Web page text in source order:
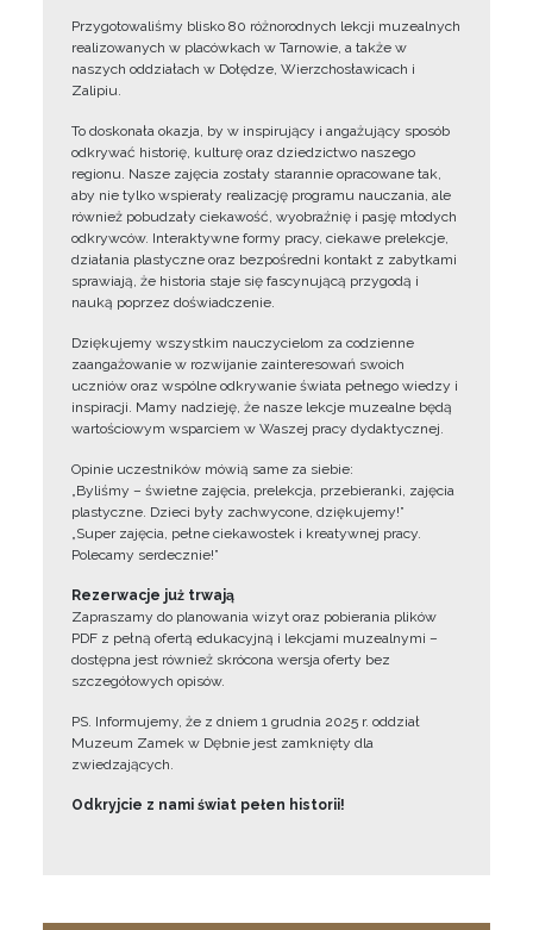
Przygotowaliśmy blisko 80 różnorodnych lekcji muzealnych
realizowanych w placówkach w Tarnowie, a także w
naszych oddziałach w Dołędze, Wierzchosławicach i
Zalipiu.
To doskonała okazja, by w inspirujący i angażujący sposób
odkrywać historię, kulturę oraz dziedzictwo naszego
regionu. Nasze zajęcia zostały starannie opracowane tak,
aby nie tylko wspierały realizację programu nauczania, ale
również pobudzały ciekawość, wyobraźnię i pasję młodych
odkrywców. Interaktywne formy pracy, ciekawe prelekcje,
działania plastyczne oraz bezpośredni kontakt z zabytkami
sprawiają, że historia staje się fascynującą przygodą i
nauką poprzez doświadczenie.
Dziękujemy wszystkim nauczycielom za codzienne
zaangażowanie w rozwijanie zainteresowań swoich
uczniów oraz wspólne odkrywanie świata pełnego wiedzy i
inspiracji. Mamy nadzieję, że nasze lekcje muzealne będą
wartościowym wsparciem w Waszej pracy dydaktycznej.
Opinie uczestników mówią same za siebie:
„Byliśmy – świetne zajęcia, prelekcja, przebieranki, zajęcia
plastyczne. Dzieci były zachwycone, dziękujemy!”
„Super zajęcia, pełne ciekawostek i kreatywnej pracy.
Polecamy serdecznie!”
Rezerwacje już trwają
Zapraszamy do planowania wizyt oraz pobierania plików
PDF z pełną ofertą edukacyjną i lekcjami muzealnymi –
dostępna jest również skrócona wersja oferty bez
szczegółowych opisów.
PS. Informujemy, że z dniem 1 grudnia 2025 r. oddział
Muzeum Zamek w Dębnie jest zamknięty dla
zwiedzających.
Odkryjcie z nami świat pełen historii!